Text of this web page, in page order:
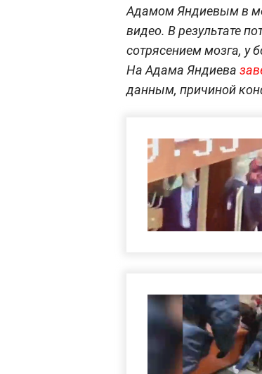
Адамом Яндиевым в
видео. В результате
сотрясением мозга, у
На Адама Яндиева
данным, причиной